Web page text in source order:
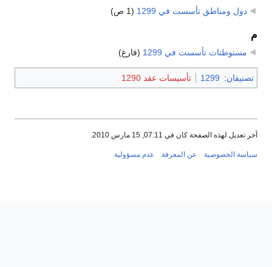
دول ومناطق تأسست في 1299 (1 ص)
م
مستوطنات تأسست في 1299 (فارغ)
تصنيفان:
1299 تأسيسات عقد 1290
آخر تعديل لهذه الصفحة كان في 07:11, 15 مارس 2010.
سياسة الخصوصية عن المعرفة عدم مسؤولية